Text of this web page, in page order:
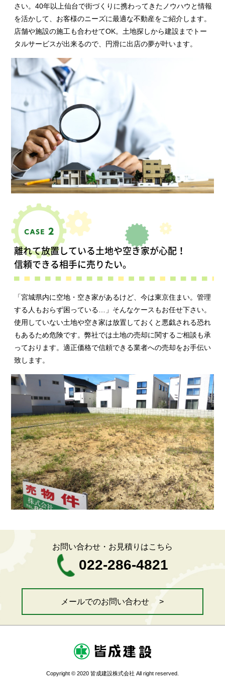
さい。40年以上仙台で街づくりに携わってきたノウハウと情報
を活かして、お客様のニーズに最適な不動産をご紹介します。
店舗や施設の施工も合わせてOK。土地探しから建設までトー
タルサービスが出来るので、円滑に出店の夢が叶います。
離れて放置している土地や空き家が心配！
信頼できる相手に売りたい。
「宮城県内に空地・空き家があるけど、今は東京住まい。管理
する人もおらず困っている…」そんなケースもお任せ下さい。
使用していない土地や空き家は放置しておくと悪戯される恐れ
もあるため危険です。弊社では土地の売却に関するご相談も承
っております。適正価格で信頼できる業者への売却をお手伝い
致します。
お問い合わせ・お見積りはこちら
022-286-4821
メールでのお問い合わせ >
Copyright © 2020 皆成建設株式会社 All right reserved.